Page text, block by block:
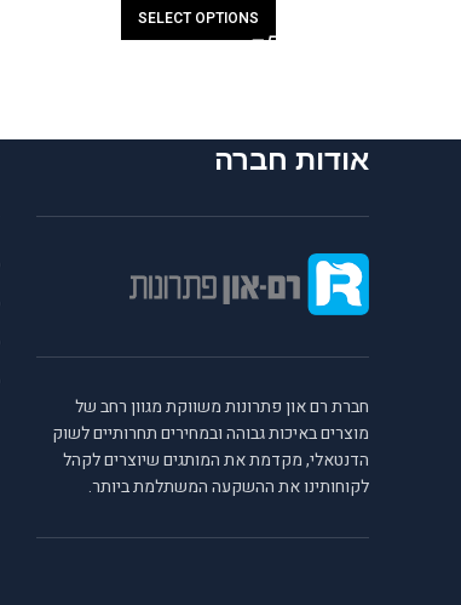
SELECT OPTIONS
אודות חברה
חברת רם און פתרונות משווקת מגוון רחב של
מוצרים באיכות גבוהה ובמחירים תחרותיים לשוק
הדנטאלי, מקדמת את המותגים שיוצרים לקהל
לקוחותינו את ההשקעה המשתלמת ביותר.